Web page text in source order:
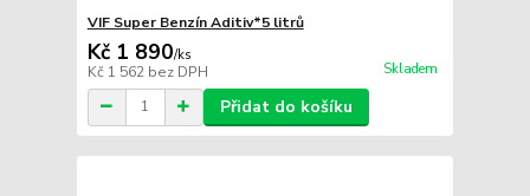
VIF Super Benzín Aditiv*5 litrů
Kč 1 890/ks
Kč 1 562 bez DPH Skladem
Přidat do košíku